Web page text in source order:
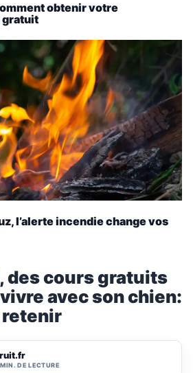
obtenir votre
gratuit
l’alerte incendie change vos
des cours gratuits
avec son chien:
retenir
DE LECTURE